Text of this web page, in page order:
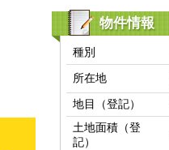
物件情報
種別
所在地
地目（登記）
土地面積（登
記）